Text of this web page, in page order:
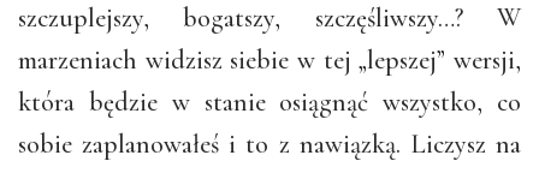
szczuplejszy, bogatszy, szczęśliwszy…? W
marzeniach widzisz siebie w tej „lepszej” wersji,
która będzie w stanie osiągnąć wszystko, co
sobie zaplanowałeś i to z nawiązką. Liczysz na